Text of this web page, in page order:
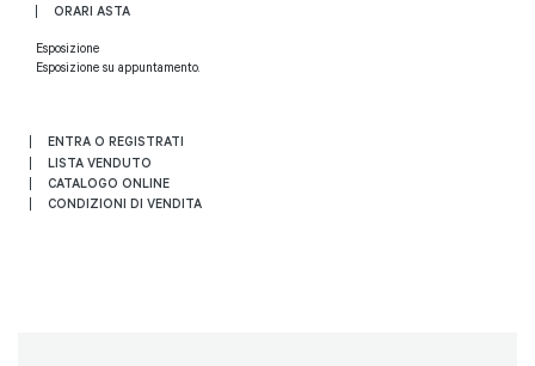
ORARI ASTA
Esposizione
Esposizione su appuntamento.
ENTRA O REGISTRATI
LISTA VENDUTO
CATALOGO ONLINE
CONDIZIONI DI VENDITA